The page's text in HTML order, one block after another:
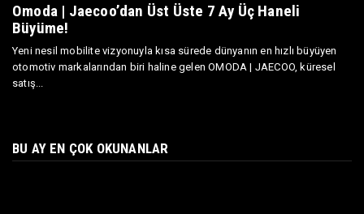
Omoda | Jaecoo’dan Üst Üste 7 Ay Üç Haneli
Büyüme!
Yeni nesil mobilite vizyonuyla kısa sürede dünyanın en hızlı büyüyen
otomotiv markalarından biri haline gelen OMODA | JAECOO, küresel
satış...
BU AY EN ÇOK OKUNANLAR